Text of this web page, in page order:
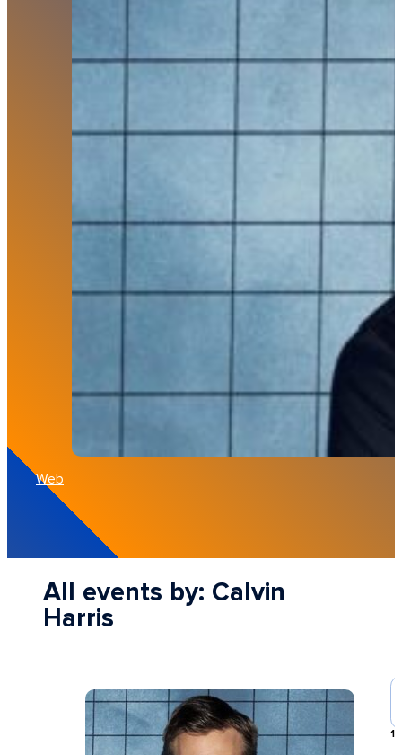
Web
All events by: Calvin
Harris